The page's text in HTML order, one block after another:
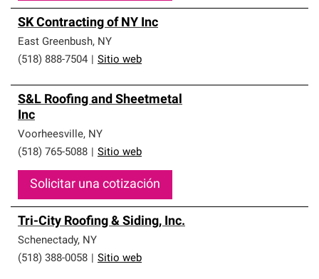
SK Contracting of NY Inc
East Greenbush, NY
(518) 888-7504
Sitio web
S&L Roofing and Sheetmetal
Inc
Voorheesville, NY
(518) 765-5088
Sitio web
Solicitar una cotización
Tri-City Roofing & Siding, Inc.
Schenectady, NY
(518) 388-0058
Sitio web